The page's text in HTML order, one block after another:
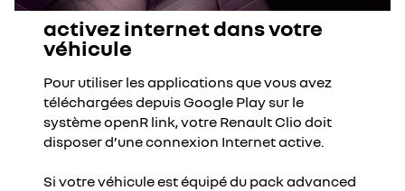
activez internet dans votre
véhicule
Pour utiliser les applications que vous avez
téléchargées depuis Google Play sur le
système openR link, votre Renault Clio doit
disposer d’une connexion Internet active.
Si votre véhicule est équipé du pack advanced